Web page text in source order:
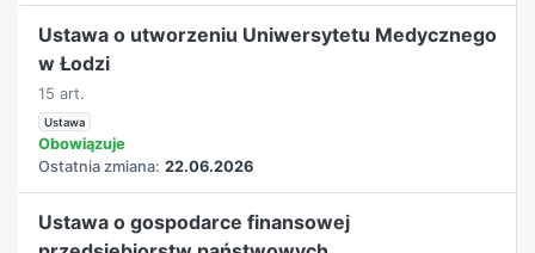
Ustawa o utworzeniu Uniwersytetu Medycznego
w Łodzi
15 art.
Ustawa
Obowiązuje
Ostatnia zmiana: 22.06.2026
Ustawa o gospodarce finansowej